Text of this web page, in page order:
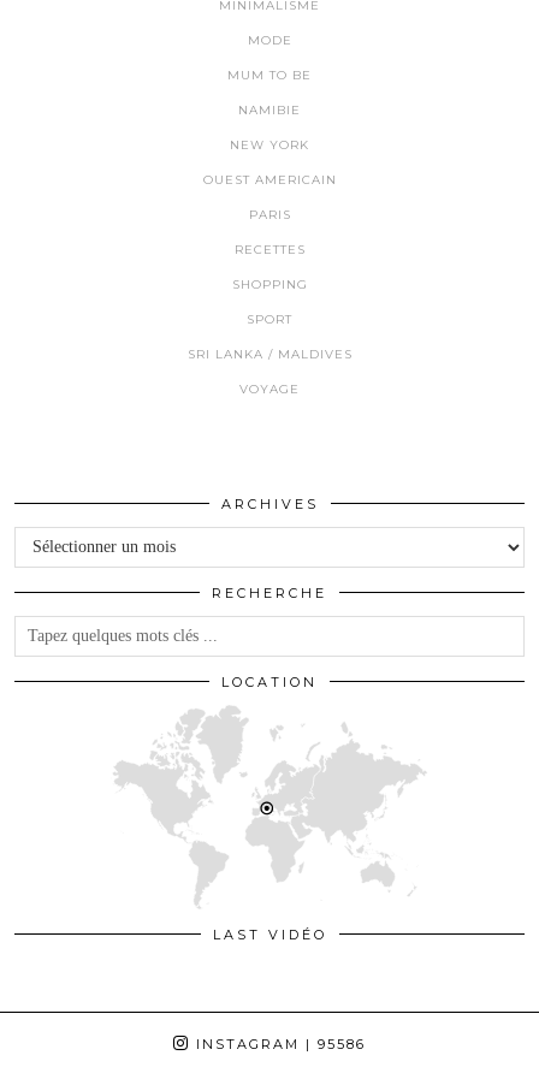
MINIMALISME
MODE
MUM TO BE
NAMIBIE
NEW YORK
OUEST AMERICAIN
PARIS
RECETTES
SHOPPING
SPORT
SRI LANKA / MALDIVES
VOYAGE
ARCHIVES
Archives
RECHERCHE
LOCATION
LAST VIDÉO
INSTAGRAM | 95586